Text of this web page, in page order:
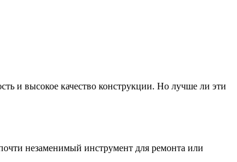
и высокое качество конструкции. Но лучше ли эти
незаменимый инструмент для ремонта или